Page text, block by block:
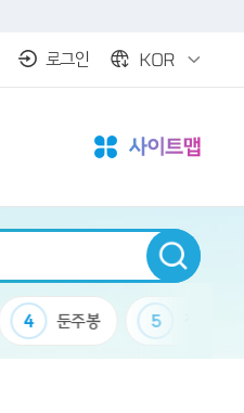
로그인 KOR
둔주봉 정책 한마당 결